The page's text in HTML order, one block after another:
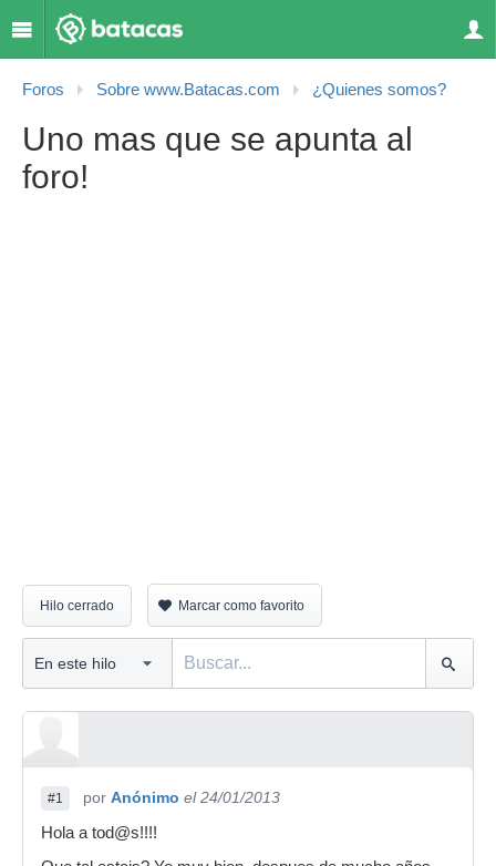
Foros Sobre www.Batacas.com ¿Quienes somos?
Uno mas que se apunta al
foro!
Hilo cerrado Marcar como favorito
#1 por Anónimo el 24/01/2013
Hola a tod@s!!!!